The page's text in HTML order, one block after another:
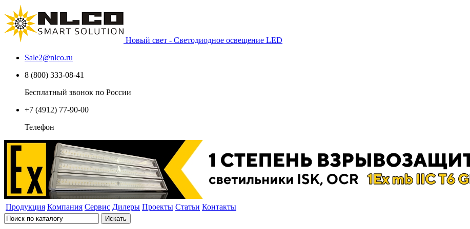
Новый свет - Светодиодное освещение LED
Sale2@nlco.ru
8 (800) 333-08-41
Бесплатный звонок по России
+7 (4912) 77-90-00
Телефон
Продукция Компания Сервис Дилеры Проекты Статьи Контакты